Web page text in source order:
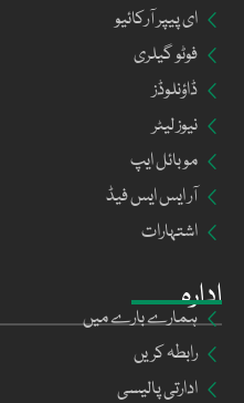
ادارہ
ہمارے بارے میں
رابطہ کریں
ادارتی پالیسی
ای پیپر آرکائیو
فوٹو گیلری
ڈاؤنلوڈز
نیوز لیٹر
موبائل ایپ
آر ایس ایس فیڈ
اشتہارات